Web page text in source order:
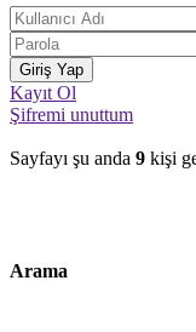
Kayıt Ol
Şifremi unuttum
Sayfayı şu anda 9 kişi
Arama